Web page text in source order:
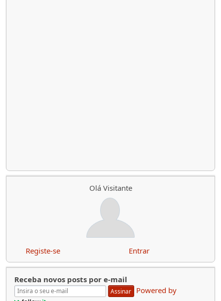
Olá Visitante
Registe-se Entrar
Receba novos posts por e-mail
Assinar Powered by